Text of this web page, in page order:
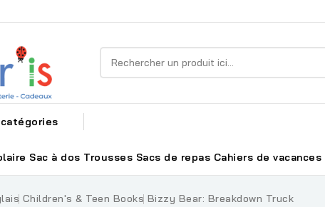
Sac à dos Trousses Sacs de repas Cahiers de vacances
Children's & Teen Books Bizzy Bear: Breakdown Truck